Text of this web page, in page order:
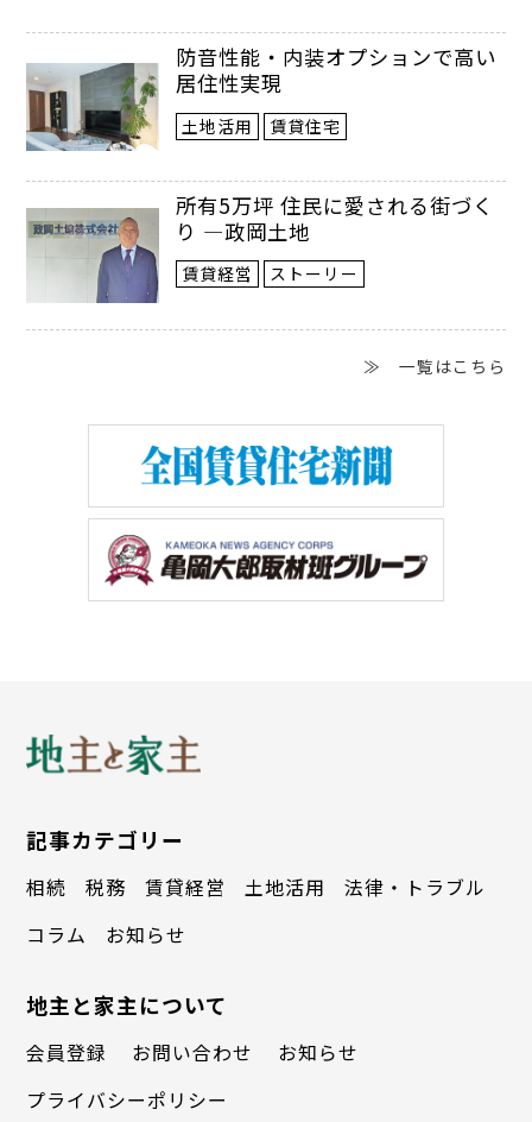
は約２５００万円、土地Ｂが約７５００万
円、土地Ｃが約１９００万円という評価額
になった。
KEYWORD
幅4ｍ以上の公道が「道路」として認めら
れる。ただし、建築基準法施行前から使わ
れている道を「みなし道路」とする場合
防音性能・内装オプションで高い
居住性実現
土地活用 賃貸住宅
所有5万坪 住民に愛される街づく
り ―政岡土地
賃貸経営 ストーリー
≫ 一覧はこちら
記事カテゴリー
相続 税務 賃貸経営 土地活用
法律・トラブル
コラム
お知らせ
地主と家主について
会員登録 お問い合わせ
お知らせ
プライバシーポリシー